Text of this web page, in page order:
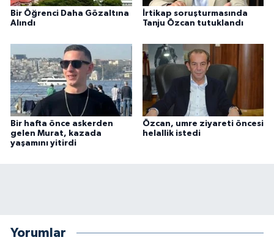
Bir Öğrenci Daha Gözaltına
Alındı
İrtikap soruşturmasında
Tanju Özcan tutuklandı
Bir hafta önce askerden
gelen Murat, kazada
yaşamını yitirdi
Özcan, umre ziyareti öncesi
helallik istedi
Yorumlar